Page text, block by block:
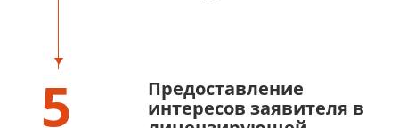
5
Предоставление
интересов заявителя в